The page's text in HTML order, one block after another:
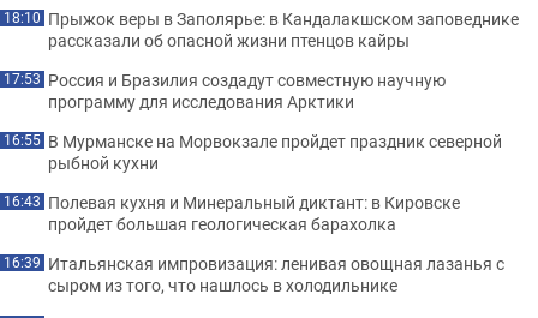
18:10 Прыжок веры в Заполярье: в Кандалакшском заповеднике
рассказали об опасной жизни птенцов кайры
17:53 Россия и Бразилия создадут совместную научную
программу для исследования Арктики
16:55 В Мурманске на Морвокзале пройдет праздник северной
рыбной кухни
16:43 Полевая кухня и Минеральный диктант: в Кировске
пройдет большая геологическая барахолка
16:39 Итальянская импровизация: ленивая овощная лазанья с
сыром из того, что нашлось в холодильнике